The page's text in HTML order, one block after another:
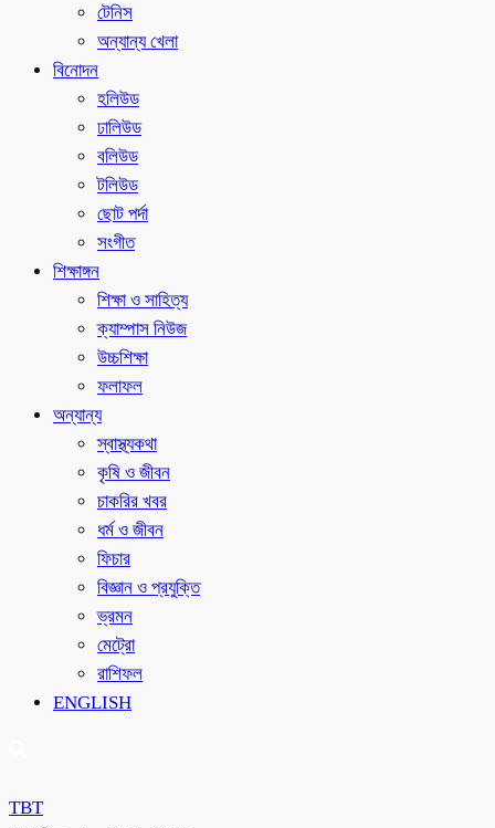
টেনিস
অন্যান্য খেলা
বিনোদন
হলিউড
ঢালিউড
বলিউড
টলিউড
ছোট পর্দা
সংগীত
শিক্ষাঙ্গন
শিক্ষা ও সাহিত্য
ক্যাম্পাস নিউজ
উচ্চশিক্ষা
ফলাফল
অন্যান্য
স্বাস্থ্যকথা
কৃষি ও জীবন
চাকরির খবর
ধর্ম ও জীবন
ফিচার
বিজ্ঞান ও প্রযুক্তি
ভ্রমন
মেট্রো
রাশিফল
ENGLISH
TBT